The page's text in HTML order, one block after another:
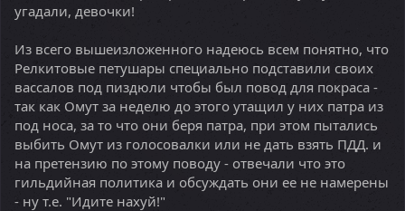
угадали, девочки!
Из всего вышеизложенного надеюсь всем понятно, что
Релкитовые петушары специально подставили своих
вассалов под пиздюли чтобы был повод для покраса -
так как Омут за неделю до этого утащил у них патра из
под носа, за то что они беря патра, при этом пытались
выбить Омут из голосовалки или не дать взять ПДД. и
на претензию по этому поводу - отвечали что это
гильдийная политика и обсуждать они ее не намерены
- ну т.е. "Идите нахуй!"